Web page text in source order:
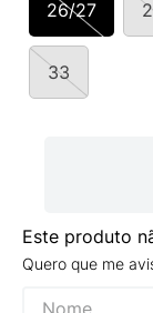
26/27
33
Este produto
Quero que me
º
VEJA
10º NEW 530